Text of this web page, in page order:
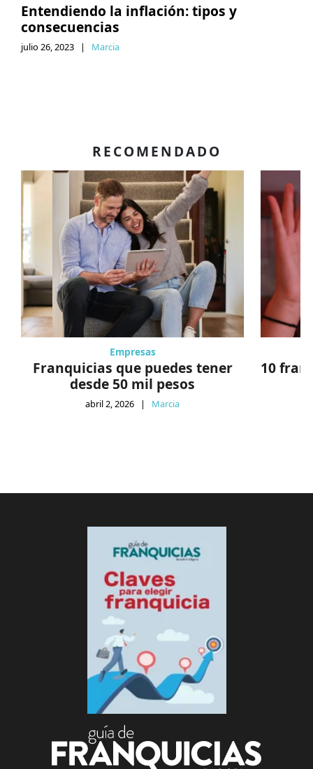
Entendiendo la inflación: tipos y
consecuencias
julio 26, 2023 | Marcia
RECOMENDADO
Empresas
Franquicias que puedes tener
desde 50 mil pesos
abril 2, 2026 | Marcia
10